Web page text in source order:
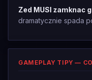
Zed MUSI zamknac
dramatycznie spada
GAMEPLAY TIPY —